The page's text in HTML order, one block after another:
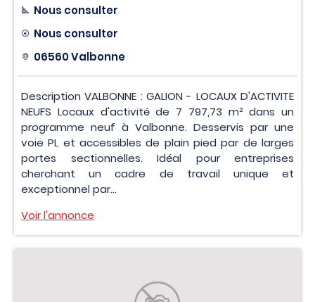
Nous consulter
Nous consulter
06560 Valbonne
Description VALBONNE : GALION - LOCAUX D'ACTIVITE
NEUFS Locaux d'activité de 7 797,73 m² dans un
programme neuf à Valbonne. Desservis par une
voie PL et accessibles de plain pied par de larges
portes sectionnelles. Idéal pour entreprises
cherchant un cadre de travail unique et
exceptionnel par...
Voir l'annonce